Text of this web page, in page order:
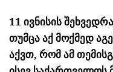
11 ივნისის
თუმცა აქ მოქმედ
აქვთ, რომ ამ